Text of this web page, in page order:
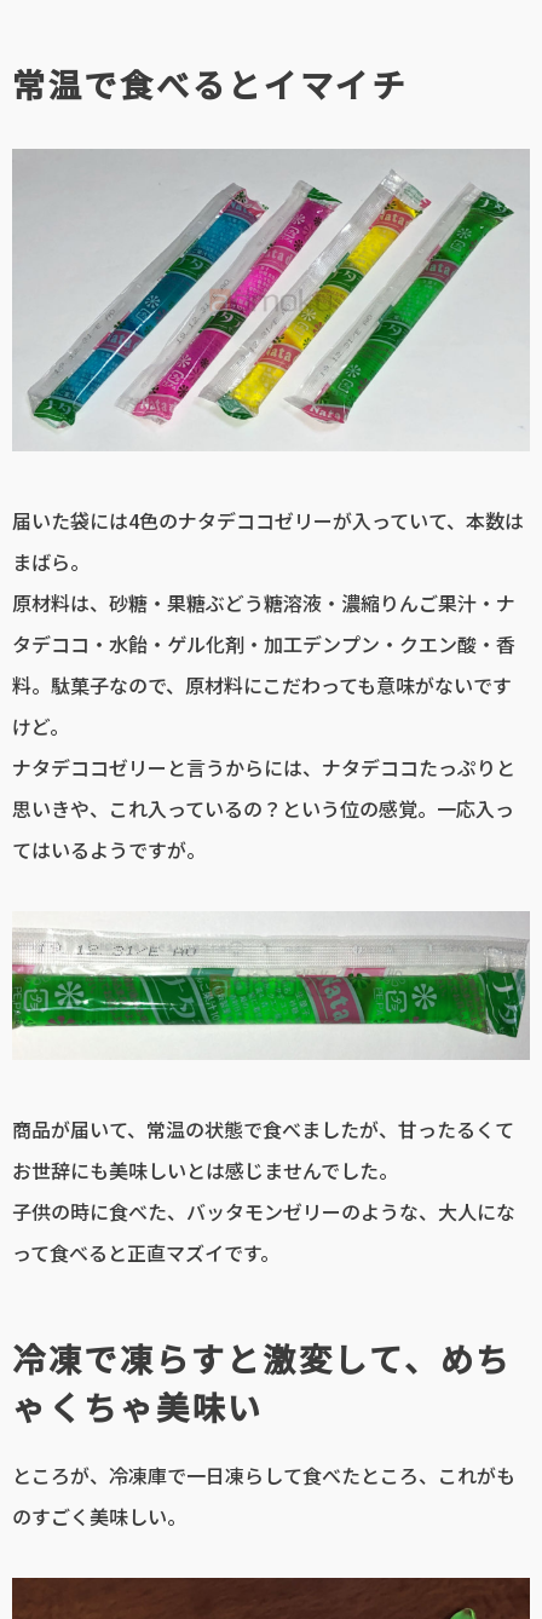
常温で食べるとイマイチ
届いた袋には4色のナタデココゼリーが入っていて、本数は
まばら。
原材料は、砂糖・果糖ぶどう糖溶液・濃縮りんご果汁・ナ
タデココ・水飴・ゲル化剤・加工デンプン・クエン酸・香
料。駄菓子なので、原材料にこだわっても意味がないです
けど。
ナタデココゼリーと言うからには、ナタデココたっぷりと
思いきや、これ入っているの？という位の感覚。一応入っ
てはいるようですが。
商品が届いて、常温の状態で食べましたが、甘ったるくて
お世辞にも美味しいとは感じませんでした。
子供の時に食べた、バッタモンゼリーのような、大人にな
って食べると正直マズイです。
冷凍で凍らすと激変して、めち
ゃくちゃ美味い
ところが、冷凍庫で一日凍らして食べたところ、これがも
のすごく美味しい。